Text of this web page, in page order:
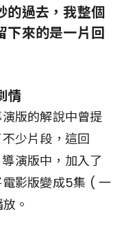
的過去，我整個
下來的是一片回
情
版的解說中曾提
少片段，這回
演版中，加入了
影版變成5集 ( 一
。